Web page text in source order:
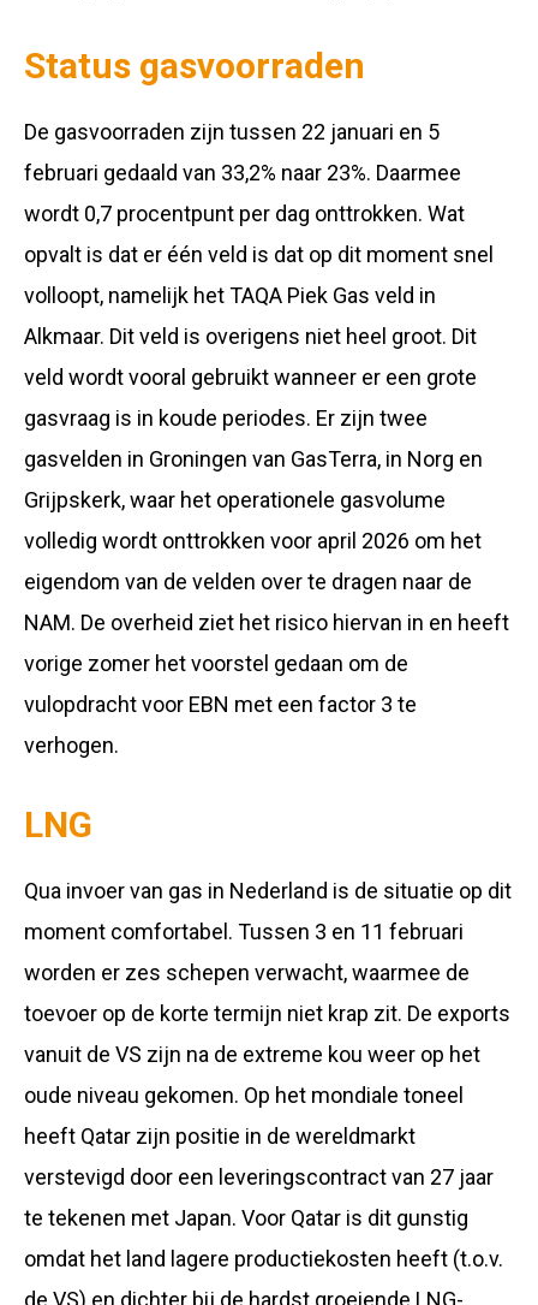
Status gasvoorraden
De gasvoorraden zijn tussen 22 januari en 5
februari gedaald van 33,2% naar 23%. Daarmee
wordt 0,7 procentpunt per dag onttrokken. Wat
opvalt is dat er één veld is dat op dit moment snel
volloopt, namelijk het TAQA Piek Gas veld in
Alkmaar. Dit veld is overigens niet heel groot. Dit
veld wordt vooral gebruikt wanneer er een grote
gasvraag is in koude periodes. Er zijn twee
gasvelden in Groningen van GasTerra, in Norg en
Grijpskerk, waar het operationele gasvolume
volledig wordt onttrokken voor april 2026 om het
eigendom van de velden over te dragen naar de
NAM. De overheid ziet het risico hiervan in en heeft
vorige zomer het voorstel gedaan om de
vulopdracht voor EBN met een factor 3 te
verhogen.
LNG
Qua invoer van gas in Nederland is de situatie op dit
moment comfortabel. Tussen 3 en 11 februari
worden er zes schepen verwacht, waarmee de
toevoer op de korte termijn niet krap zit. De exports
vanuit de VS zijn na de extreme kou weer op het
oude niveau gekomen. Op het mondiale toneel
heeft Qatar zijn positie in de wereldmarkt
verstevigd door een leveringscontract van 27 jaar
te tekenen met Japan. Voor Qatar is dit gunstig
omdat het land lagere productiekosten heeft (t.o.v.
de VS) en dichter bij de hardst groeiende LNG-